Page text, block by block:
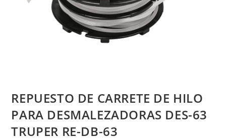
REPUESTO DE CARRETE DE HILO
PARA DESMALEZADORAS DES-63
TRUPER RE-DB-63